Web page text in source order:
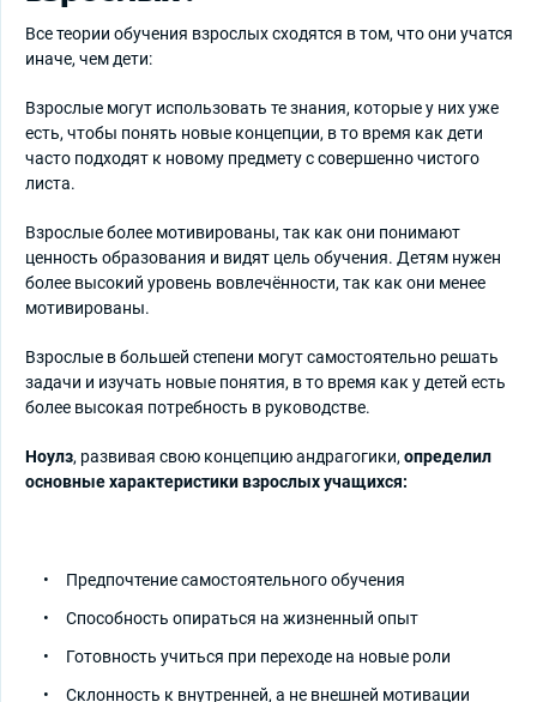
Все теории обучения взрослых сходятся в том, что они учатся
иначе, чем дети:
Взрослые могут использовать те знания, которые у них уже
есть, чтобы понять новые концепции, в то время как дети
часто подходят к новому предмету с совершенно чистого
листа.
Взрослые более мотивированы, так как они понимают
ценность образования и видят цель обучения. Детям нужен
более высокий уровень вовлечённости, так как они менее
мотивированы.
Взрослые в большей степени могут самостоятельно решать
задачи и изучать новые понятия, в то время как у детей есть
более высокая потребность в руководстве.
Ноулз, развивая свою концепцию андрагогики, определил
основные характеристики взрослых учащихся:
Предпочтение самостоятельного обучения
Способность опираться на жизненный опыт
Готовность учиться при переходе на новые роли
Склонность к внутренней, а не внешней мотивации